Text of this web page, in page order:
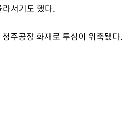
서기도 했다.
주공장 화재로 투심이 위축됐다.